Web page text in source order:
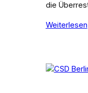
die
Weiterlesen